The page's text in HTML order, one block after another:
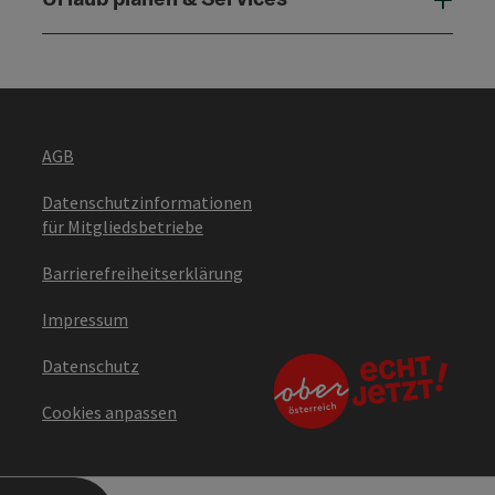
AGB
Datenschutzinformationen
für Mitgliedsbetriebe
Barrierefreiheitserklärung
Impressum
Datenschutz
Cookies anpassen